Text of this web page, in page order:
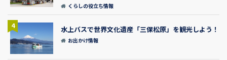
くらしの役立ち情報
4 水上バスで世界文化遺産「三保松原」を観光しよう！
お出かけ情報